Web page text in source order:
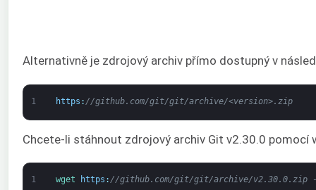
Alternativně je zdrojový archiv přímo dostupný v
1 https : //github.com/git/git/archive/<version>.zip
Chcete-li stáhnout zdrojový archiv Git v2.30.0 pomocí
1 wget https : //github.com/git/git/archive/v2.30.0.zip -